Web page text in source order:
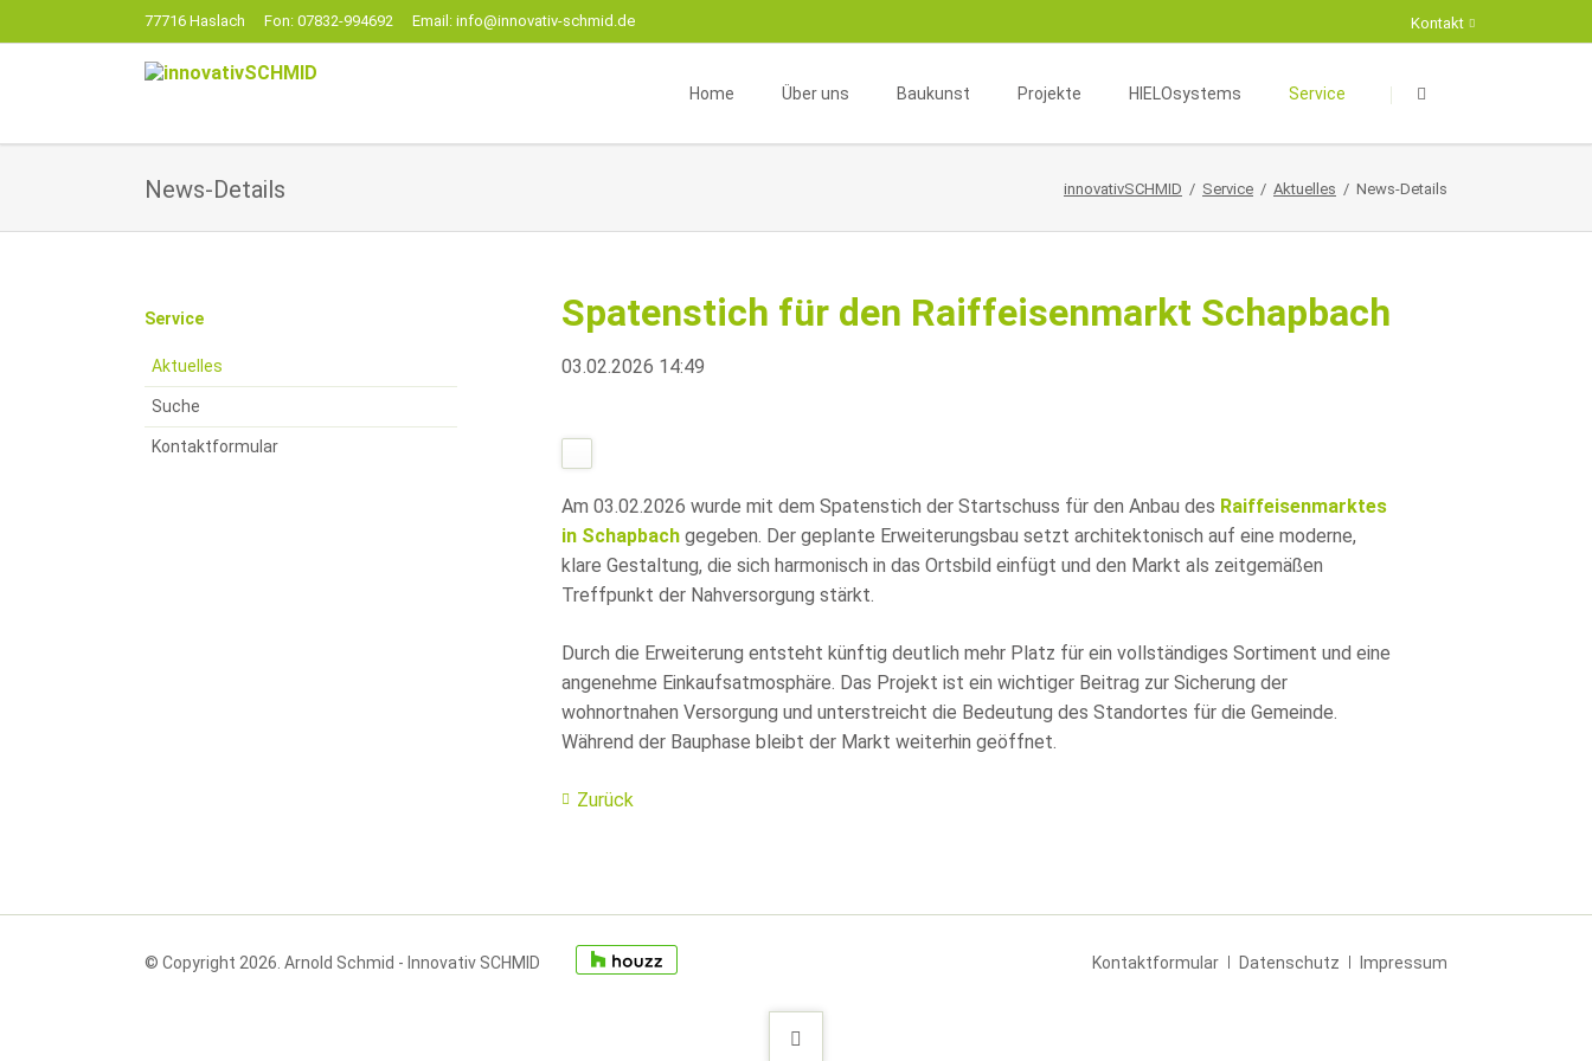
77716 Haslach Fon: 07832-994692 Email: info@innovativ-schmid.de
Kontakt
überspringen
Home Über uns
Team
Baukunst
Neu- oder Umbau
Sanierung
Projekte
Geschäftskomplexe
Interieur- und Exterieurdesign
Fachwerksbau
HIELOsystems
Energieberatung
Fördermöglichkeiten
Partner
Service
Suche
Kontaktformular
News-Details innovativSCHMID Service Aktuelles News-Details
Spatenstich für den Raiffeisenmarkt Schapbach
03.02.2026 14:49
Am 03.02.2026 wurde mit dem Spatenstich der Startschuss für den Anbau des Raiffeisenmarktes
in Schapbach gegeben. Der geplante Erweiterungsbau setzt architektonisch auf eine moderne,
klare Gestaltung, die sich harmonisch in das Ortsbild einfügt und den Markt als zeitgemäßen
Treffpunkt der Nahversorgung stärkt.
Durch die Erweiterung entsteht künftig deutlich mehr Platz für ein vollständiges Sortiment und eine
angenehme Einkaufsatmosphäre. Das Projekt ist ein wichtiger Beitrag zur Sicherung der
wohnortnahen Versorgung und unterstreicht die Bedeutung des Standortes für die Gemeinde.
Während der Bauphase bleibt der Markt weiterhin geöffnet.
Zurück
Navigation
Service
Aktuelles
Suche
Kontaktformular
© Copyright 2026. Arnold Schmid - Innovativ SCHMID
Navigation
Kontaktformular Datenschutz Impressum